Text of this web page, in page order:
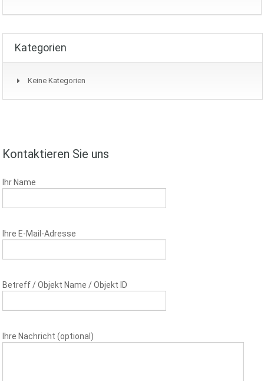
Kategorien
Keine Kategorien
Kontaktieren Sie uns
Ihr Name
Ihre E-Mail-Adresse
Betreff / Objekt Name / Objekt ID
Ihre Nachricht (optional)